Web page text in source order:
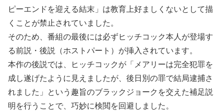
ピーエンドを迎える結末」は教育上好ましくないとして描
くことが禁止されていました。
そのため、番組の最後には必ずヒッチコック本人が登場す
る前説・後説（ホストパート）が挿入されています。
本作の後説では、ヒッチコックが「メアリーは完全犯罪を
成し遂げたように見えましたが、後日別の罪で結局逮捕さ
れました」という趣旨のブラックジョークを交えた補足説
明を行うことで、巧妙に検閲を回避しました。